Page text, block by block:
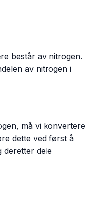
består av nitrogen.
av nitrogen i
må vi konvertere
dette ved først å
deretter dele